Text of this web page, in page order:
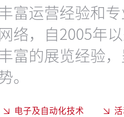
富运营经验和
络，自2005年
富的展览经验
。
电子及自动化技术